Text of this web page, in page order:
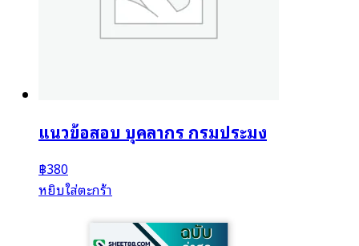
แนวข้อสอบ บุคลากร กรมประมง
฿380
หยิบใส่ตะกร้า